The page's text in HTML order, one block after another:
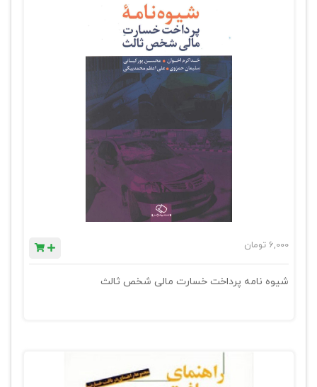
6,000 تومان
شیوه نامه پرداخت خسارت مالی شخص ثالث